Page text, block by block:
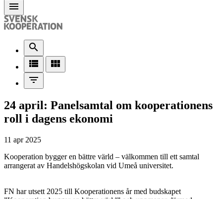
menu
search
view_list
view_module
filter_list
24 april: Panelsamtal om kooperationens
roll i dagens ekonomi
11 apr 2025
Kooperation bygger en bättre värld – välkommen till ett samtal
arrangerat av Handelshögskolan vid Umeå universitet.
FN har utsett 2025 till Kooperationens år med budskapet